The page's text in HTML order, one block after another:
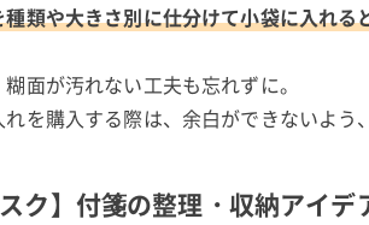
種類や大きさ別に仕分けて小袋に入れ
糊面が汚れない工夫も忘れずに。
を購入する際は、余白ができないよう
スク】付箋の整理・収納アイデ